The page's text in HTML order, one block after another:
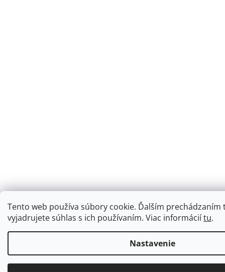
Tento web používa súbory cookie. Ďalším
vyjadrujete súhlas s ich používaním. Viac informáciítu.
Nastavenie